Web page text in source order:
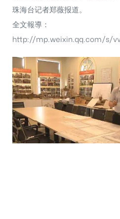
珠海台记者郑薇报道。
全文報導：
http://mp.weixin.qq.com/s/